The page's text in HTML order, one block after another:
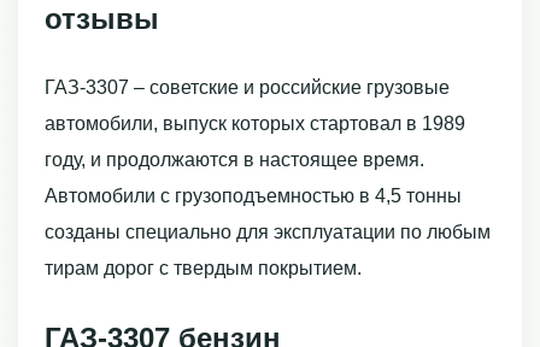
отзывы
ГАЗ-3307 – советские и российские грузовые
автомобили, выпуск которых стартовал в 1989
году, и продолжаются в настоящее время.
Автомобили с грузоподъемностью в 4,5 тонны
созданы специально для эксплуатации по любым
тирам дорог с твердым покрытием.
ГАЗ-3307 бензин